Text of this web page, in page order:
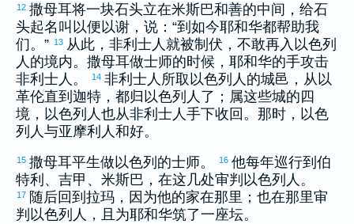
12 撒母耳将一块石头立在米斯巴和善的中间，给石
头起名叫 以便以谢 ，说：“到如今耶和华都帮助我
们。” 13 从此， 非利士 人就被制伏，不敢再入 以色列
人的境内。 撒母耳做士师的时候，耶和华的手攻击
非利士 人。 14 非利士 人所取 以色列 人的城邑，从 以
革伦直到 迦特 ，都归 以色列 人了；属这些城的四
境， 以色列 人也从非利士 人手下收回。那时， 以色
列 人与亚摩利 人和好。
15 撒母耳平生做以色列 的士师。 16 他每年巡行到 伯
特利 、 吉甲 、 米斯巴 ，在这几处审判 以色列 人。
17 随后回到 拉玛 ，因为他的家在那里；也在那里审
判 以色列 人，且为耶和华筑了一座坛。